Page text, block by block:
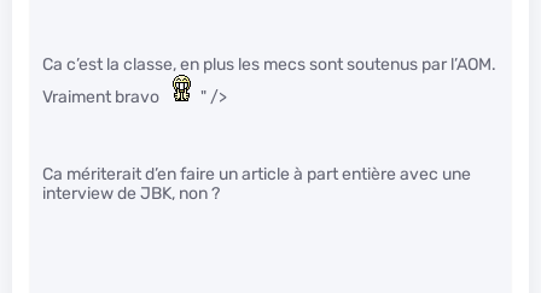
Ca c’est la classe, en plus les mecs sont soutenus par l’AOM.
Vraiment bravo
" />
Ca mériterait d’en faire un article à part entière avec une
interview de JBK, non ?